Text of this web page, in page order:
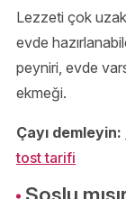
Lezzeti çok
evde
peyniri, evde
ekmeği.
Çayı demleyin:
tost tarifi
Soslu